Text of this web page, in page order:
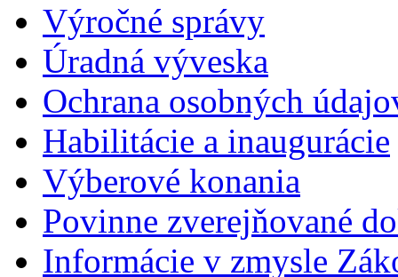
Výročné správy
Úradná výveska
Ochrana osobných
Habilitácie a inaugurácie
Výberové konania
Povinne zverejňované
Informácie v zmysle